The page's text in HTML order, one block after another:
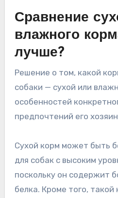
Сравнение
влажного
лучше?
Решение о том, какой
собаки — сухой или
особенностей
предпочтений его
Сухой корм может быть
для собак с высоким
поскольку он содержит
белка. Кроме того, такой